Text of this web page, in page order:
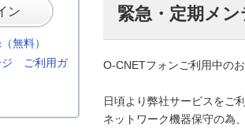
緊急・定期メ
O-CNETフォンご利用中の
日頃より弊社サービスをご
ネットワーク機器保守の為
ン
無料）
ジ ご利用ガ